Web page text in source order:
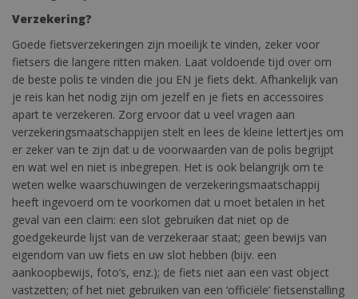
Verzekering?
Goede fietsverzekeringen zijn moeilijk te vinden, zeker voor
fietsers die langere ritten maken. Laat voldoende tijd over om
de beste polis te vinden die jou EN je fiets dekt. Afhankelijk van
je reis kan het nodig zijn om jezelf en je fiets en accessoires
apart te verzekeren. Zorg ervoor dat u veel vragen aan
verzekeringsmaatschappijen stelt en lees de kleine lettertjes om
er zeker van te zijn dat u de voorwaarden van de polis begrijpt
en wat wel en niet is inbegrepen. Het is ook belangrijk om te
weten welke waarschuwingen de verzekeringsmaatschappij
heeft ingevoerd om te voorkomen dat u moet betalen in het
geval van een claim: een slot gebruiken dat niet op de
goedgekeurde lijst van de verzekeraar staat; geen bewijs van
eigendom van uw fiets en uw slot hebben (bijv. een
aankoopbewijs, foto’s, enz.); de fiets niet aan een vast object
vastzetten; of het niet gebruiken van een ‘officiële’ fietsenstalling